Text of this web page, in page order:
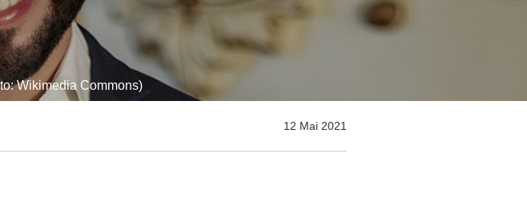
Wikimedia Commons)
12 Mai 2021